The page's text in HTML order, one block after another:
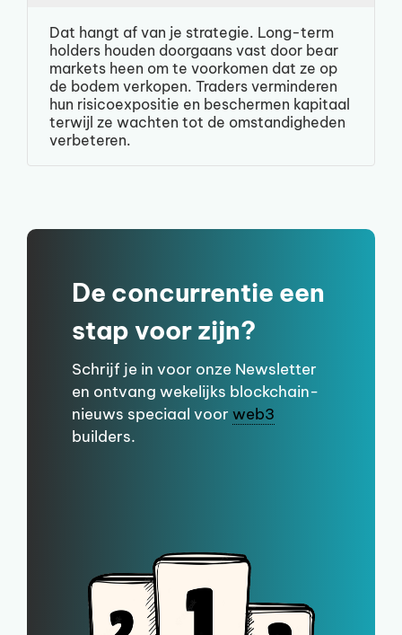
Dat hangt af van je strategie. Long-term
holders houden doorgaans vast door bear
markets heen om te voorkomen dat ze op
de bodem verkopen. Traders verminderen
hun risicoexpositie en beschermen kapitaal
terwijl ze wachten tot de omstandigheden
verbeteren.
De concurrentie een
stap voor zijn?
Schrijf je in voor onze Newsletter
en ontvang wekelijks blockchain-
nieuws speciaal voor web3
builders.